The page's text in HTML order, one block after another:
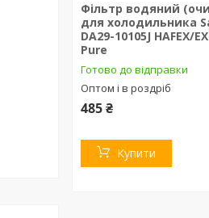
Фільтр водяний
для холодильника
DA29-10105J HAFEX/
Pure
Готово до відправки
Оптом і в роздріб
485 ₴
Купити